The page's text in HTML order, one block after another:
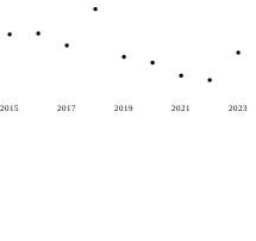
2015 2017 2019 2021 2023